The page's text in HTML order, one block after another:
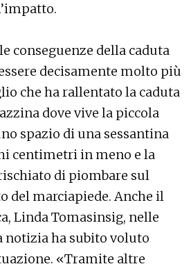
conseguenze della caduta
decisamente molto più
che ha rallentato la caduta
dove vive la piccola
spazio di una sessantina
centimetri in meno e la
di piombare sul
del marciapiede. Anche il
Linda Tomasinsig, nelle
notizia ha subito voluto
«Tramite altre